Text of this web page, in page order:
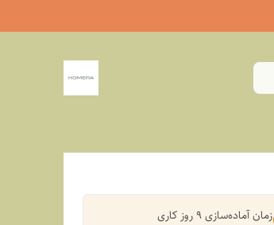
زمان آماده‌سازی9 روز کاری